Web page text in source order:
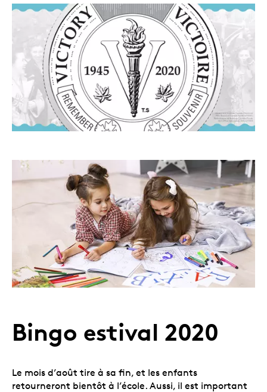
Bingo estival 2020
Le mois d’août tire à sa fin, et les enfants
retourneront bientôt à l’école. Aussi, il est important